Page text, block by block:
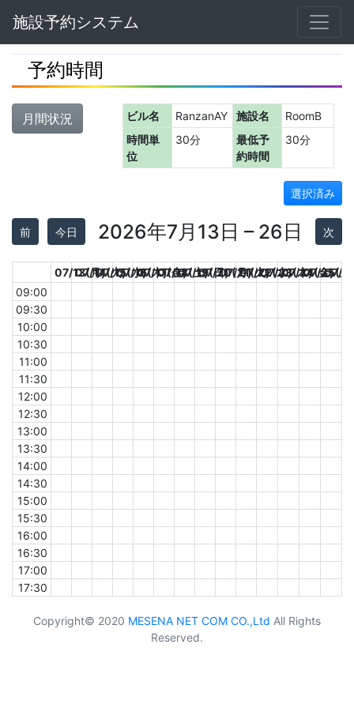
Navbar
施設予約システム
予約時間
月間状況 ビル名 RanzanAY 施設名
RoomB
時間単
位
30分
最低予
約時間
30分
選択済み
前 今日 2026年7月13日 – 26日 次
07/13(月)
07/14(火)
07/15(水)
07/16(木)
07/17(金)
07/18(土)
07/19(日)
07/20(月)
07/21(火)
07/22(水)
07/23(木)
07/24(金)
07/25(土
07/
09:00
09:30
10:00
10:30
11:00
11:30
12:00
12:30
13:00
13:30
14:00
14:30
15:00
15:30
16:00
16:30
17:00
17:30
Copyright© 2020 MESENA NET COM CO.,Ltd All Rights
Reserved.